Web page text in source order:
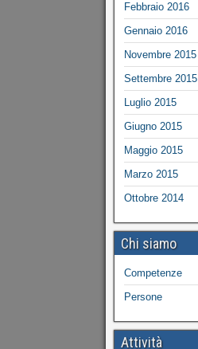
Febbraio 2016
Gennaio 2016
Novembre 2015
Settembre 2015
Luglio 2015
Giugno 2015
Maggio 2015
Marzo 2015
Ottobre 2014
Chi siamo
Competenze
Persone
Attività